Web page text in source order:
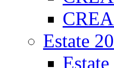
Estate